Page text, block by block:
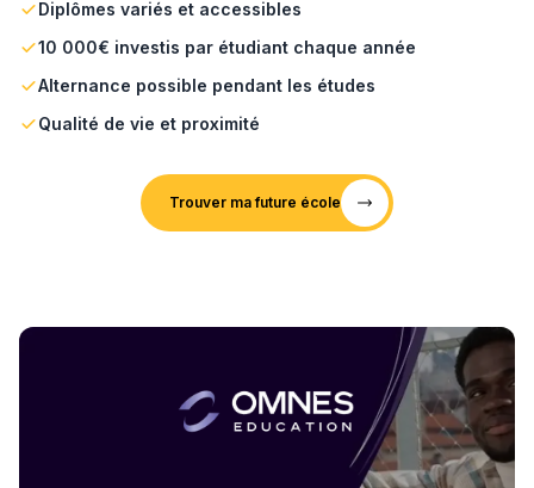
Diplômes variés et accessibles
10 000€ investis par étudiant chaque année
Alternance possible pendant les études
Qualité de vie et proximité
Trouver ma future école